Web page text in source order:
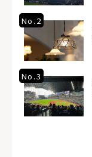
No.2
No.3